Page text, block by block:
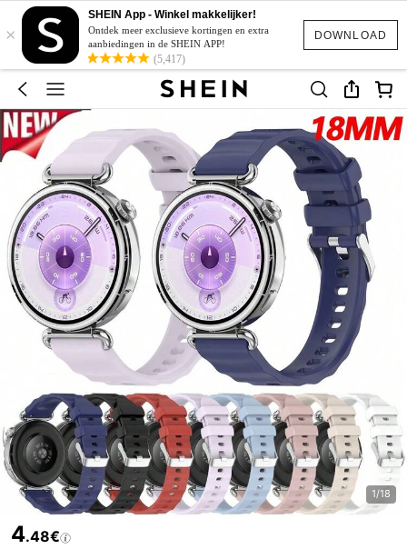
DOWNLOAD
×
SHEIN App - Winkel makkelijker!
Ontdek meer exclusieve kortingen en extra
aanbiedingen in de SHEIN APP!
(5,417)
1/18
4.48€